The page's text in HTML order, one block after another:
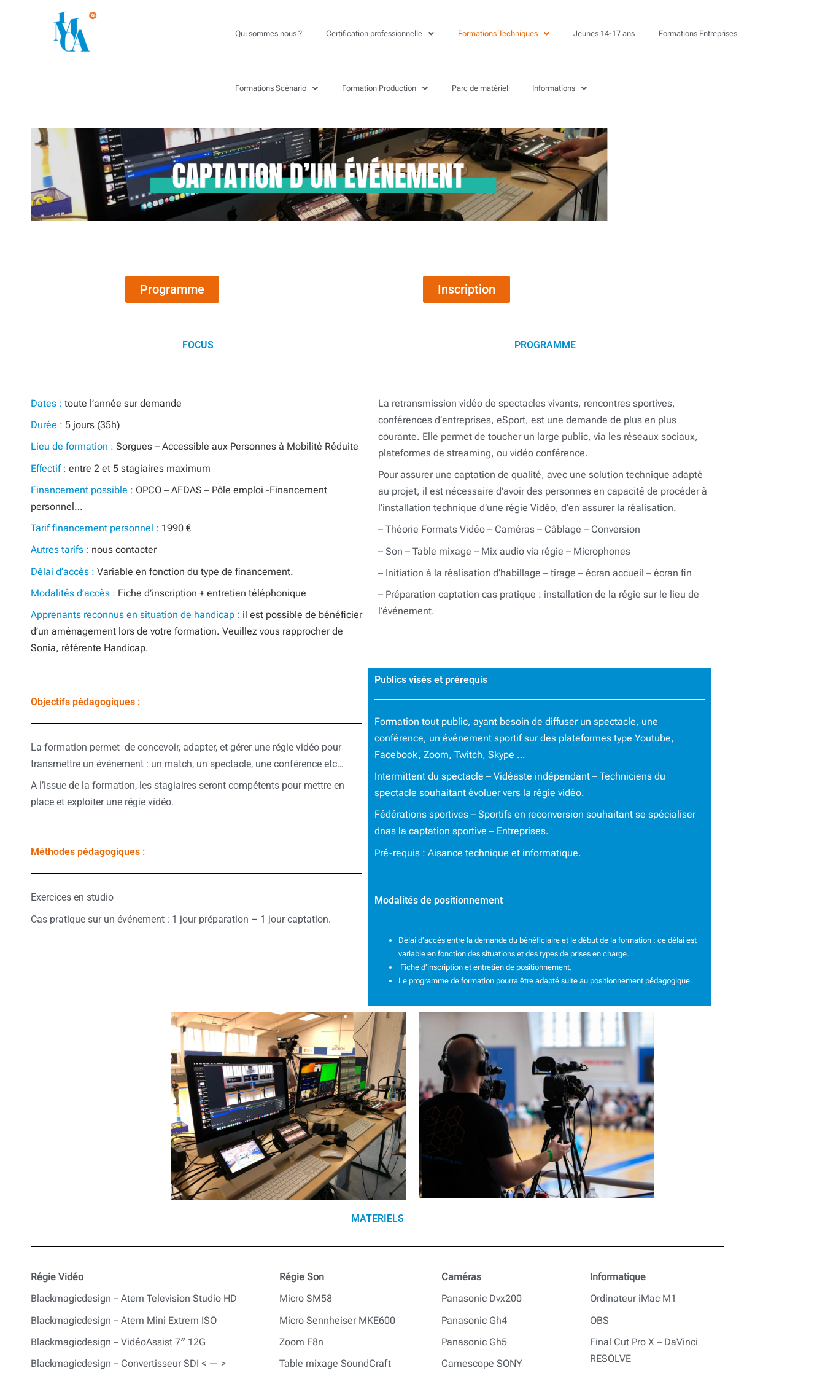
Qui sommes nous ? Certification professionnelle Formations Techniques Jeunes 14-17 ans Formations Entreprises
Formations Scénario Formation Production Parc de matériel Informations
Programme Inscription
FOCUS
Dates : toute l’année sur demande
Durée : 5 jours (35h)
Lieu de formation : Sorgues – Accessible aux Personnes à Mobilité Réduite
Effectif : entre 2 et 5 stagiaires maximum
Financement possible : OPCO – AFDAS – Pôle emploi -Financement
personnel…
Tarif financement personnel : 1990 €
Autres tarifs : nous contacter
Délai d’accès : Variable en fonction du type de financement.
Modalités d’accès : Fiche d’inscription + entretien téléphonique
Apprenants reconnus en situation de handicap : il est possible de bénéficier
d’un aménagement lors de votre formation. Veuillez vous rapprocher de
Sonia, référente Handicap.
PROGRAMME
La retransmission vidéo de spectacles vivants, rencontres sportives,
conférences d’entreprises, eSport, est une demande de plus en plus
courante. Elle permet de toucher un large public, via les réseaux sociaux,
plateformes de streaming, ou vidéo conférence.
Pour assurer une captation de qualité, avec une solution technique adapté
au projet, il est nécessaire d’avoir des personnes en capacité de procéder à
l’installation technique d’une régie Vidéo, d’en assurer la réalisation.
– Théorie Formats Vidéo – Caméras – Câblage – Conversion
– Son – Table mixage – Mix audio via régie – Microphones
– Initiation à la réalisation d’habillage – tirage – écran accueil – écran fin
– Préparation captation cas pratique : installation de la régie sur le lieu de
l’événement.
Objectifs pédagogiques :
La formation permet de concevoir, adapter, et gérer une régie vidéo pour
transmettre un événement : un match, un spectacle, une conférence etc…
A l’issue de la formation, les stagiaires seront compétents pour mettre en
place et exploiter une régie vidéo.
Méthodes pédagogiques :
Exercices en studio
Cas pratique sur un événement : 1 jour préparation – 1 jour captation.
Publics visés et prérequis
Formation tout public, ayant besoin de diffuser un spectacle, une
conférence, un événement sportif sur des plateformes type Youtube,
Facebook, Zoom, Twitch, Skype …
Intermittent du spectacle – Vidéaste indépendant – Techniciens du
spectacle souhaitant évoluer vers la régie vidéo.
Fédérations sportives – Sportifs en reconversion souhaitant se spécialiser
dnas la captation sportive – Entreprises.
Pré-requis : Aisance technique et informatique.
Modalités de positionnement
Délai d’accès entre la demande du bénéficiaire et le début de la formation : ce délai est
variable en fonction des situations et des types de prises en charge.
Fiche d’inscription et entretien de positionnement.
Le programme de formation pourra être adapté suite au positionnement pédagogique.
MATERIELS
Régie Vidéo
Blackmagicdesign – Atem Television Studio HD
Blackmagicdesign – Atem Mini Extrem ISO
Blackmagicdesign – VidéoAssist 7″ 12G
Blackmagicdesign – ConvertisseurSDI < — >
Régie Son
Micro SM58
Micro Sennheiser MKE600
Zoom F8n
Table mixage SoundCraft
Caméras
Panasonic Dvx200
Panasonic Gh4
Panasonic Gh5
Camescope SONY
Informatique
Ordinateur iMac M1
OBS
Final Cut Pro X – DaVinci
RESOLVE